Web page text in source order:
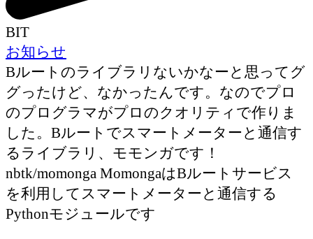
BIT
お知らせ
Bルートのライブラリないかなーと思ってグ
グったけど、なかったんです。なのでプロ
のプログラマがプロのクオリティで作りま
した。Bルートでスマートメーターと通信す
るライブラリ、モモンガです！
nbtk/momonga MomongaはBルートサービス
を利用してスマートメーターと通信する
Pythonモジュールです